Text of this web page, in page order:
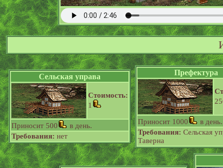
Сельская управа
Стоимость:
1
Приносит 500
в день.
Требования: нет
Префектура
Приносит 1000
в день.
Требования: Сельская
Таверна